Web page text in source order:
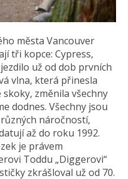
města Vancouver
tři kopce: Cypress,
už od dob prvních
vlna, která přinesla
změnila všechny
dodnes. Všechny jsou
náročností,
až do roku 1992.
je právem
Toddu „Diggerovi“
zkrášloval už od 70.